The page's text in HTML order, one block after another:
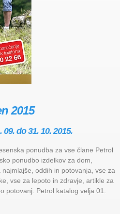
2015
do 31. 10. 2015.
ponudba za vse člane Petrol
ponudbo izdelkov za dom,
oddih in potovanja, vse za
vse za lepoto in zdravje, artikle za
potovanj. Petrol katalog velja 01.